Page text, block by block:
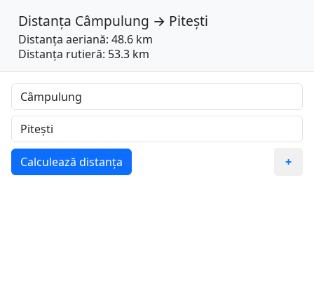
Distanța Câmpulung → Pitești
Distanța aeriană: 48.6 km
Distanța rutieră: 53.3 km
Calculează distanța +